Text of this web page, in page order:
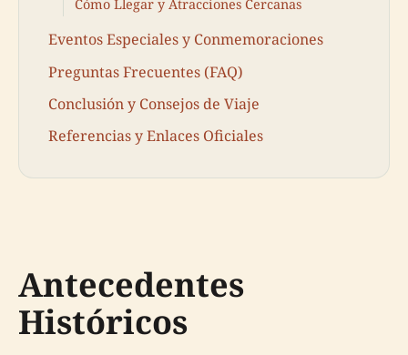
Cómo Llegar y Atracciones Cercanas
Eventos Especiales y Conmemoraciones
Preguntas Frecuentes (FAQ)
Conclusión y Consejos de Viaje
Referencias y Enlaces Oficiales
Antecedentes
Históricos